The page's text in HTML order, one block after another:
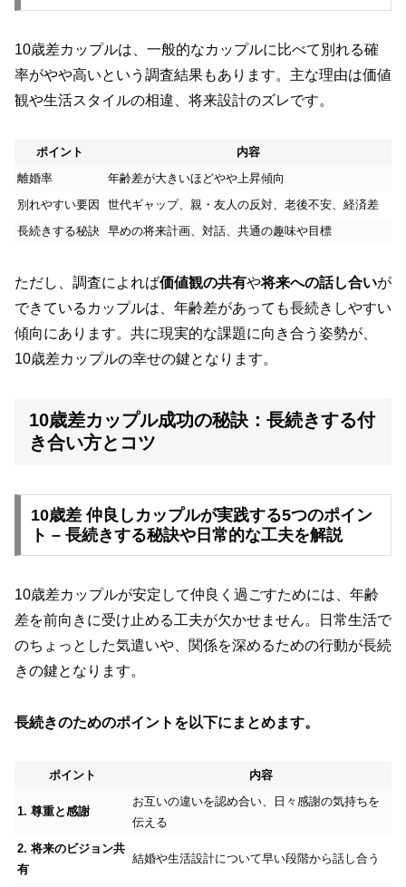
10歳差カップルは、一般的なカップルに比べて別れる確
率がやや高いという調査結果もあります。主な理由は価値
観や生活スタイルの相違、将来設計のズレです。
ポイント
内容
離婚率
年齢差が大きいほどやや上昇傾向
別れやすい要因
世代ギャップ、親・友人の反対、老後不安、経済差
長続きする秘訣 早めの将来計画、対話、共通の趣味や目標
ただし、調査によれば価値観の共有や将来への話し合いが
できているカップルは、年齢差があっても長続きしやすい
傾向にあります。共に現実的な課題に向き合う姿勢が、
10歳差カップルの幸せの鍵となります。
10歳差カップル成功の秘訣：長続きする付
き合い方とコツ
10歳差 仲良しカップルが実践する5つのポイン
ト – 長続きする秘訣や日常的な工夫を解説
10歳差カップルが安定して仲良く過ごすためには、年齢
差を前向きに受け止める工夫が欠かせません。日常生活で
のちょっとした気遣いや、関係を深めるための行動が長続
きの鍵となります。
長続きのためのポイントを以下にまとめます。
ポイント 内容
1. 尊重と感謝
お互いの違いを認め合い、日々感謝の気持ちを
伝える
2. 将来のビジョン共
有
結婚や生活設計について早い段階から話し合う